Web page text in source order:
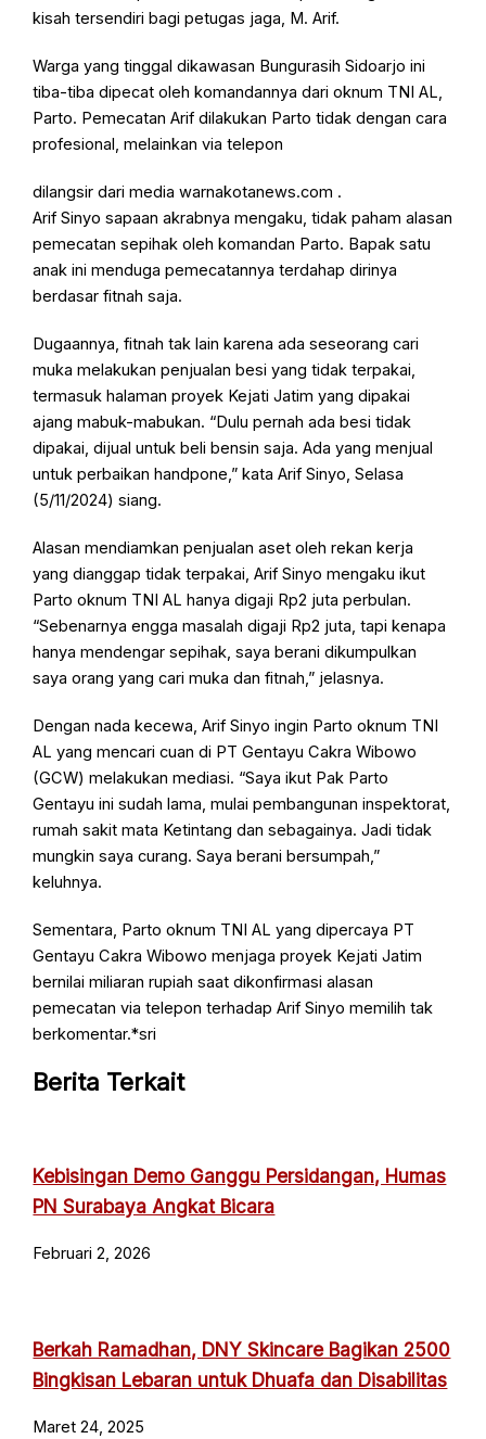
kisah tersendiri bagi petugas jaga, M. Arif.
Warga yang tinggal dikawasan Bungurasih Sidoarjo ini
tiba-tiba dipecat oleh komandannya dari oknum TNI AL,
Parto. Pemecatan Arif dilakukan Parto tidak dengan cara
profesional, melainkan via telepon
dilangsir dari media warnakotanews.com .
Arif Sinyo sapaan akrabnya mengaku, tidak paham alasan
pemecatan sepihak oleh komandan Parto. Bapak satu
anak ini menduga pemecatannya terdahap dirinya
berdasar fitnah saja.
Dugaannya, fitnah tak lain karena ada seseorang cari
muka melakukan penjualan besi yang tidak terpakai,
termasuk halaman proyek Kejati Jatim yang dipakai
ajang mabuk-mabukan. “Dulu pernah ada besi tidak
dipakai, dijual untuk beli bensin saja. Ada yang menjual
untuk perbaikan handpone,” kata Arif Sinyo, Selasa
(5/11/2024) siang.
Alasan mendiamkan penjualan aset oleh rekan kerja
yang dianggap tidak terpakai, Arif Sinyo mengaku ikut
Parto oknum TNI AL hanya digaji Rp2 juta perbulan.
“Sebenarnya engga masalah digaji Rp2 juta, tapi kenapa
hanya mendengar sepihak, saya berani dikumpulkan
saya orang yang cari muka dan fitnah,” jelasnya.
Dengan nada kecewa, Arif Sinyo ingin Parto oknum TNI
AL yang mencari cuan di PT Gentayu Cakra Wibowo
(GCW) melakukan mediasi. “Saya ikut Pak Parto
Gentayu ini sudah lama, mulai pembangunan inspektorat,
rumah sakit mata Ketintang dan sebagainya. Jadi tidak
mungkin saya curang. Saya berani bersumpah,”
keluhnya.
Sementara, Parto oknum TNI AL yang dipercaya PT
Gentayu Cakra Wibowo menjaga proyek Kejati Jatim
bernilai miliaran rupiah saat dikonfirmasi alasan
pemecatan via telepon terhadap Arif Sinyo memilih tak
berkomentar.*sri
Berita Terkait
Kebisingan Demo Ganggu Persidangan, Humas
PN Surabaya Angkat Bicara
Februari 2, 2026
Berkah Ramadhan, DNY Skincare Bagikan 2500
Bingkisan Lebaran untuk Dhuafa dan Disabilitas
Maret 24, 2025